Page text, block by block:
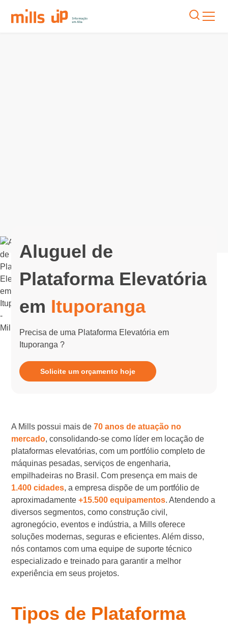
Aluguel de
Plataforma Elevatória
em Ituporanga
Precisa de uma Plataforma Elevatória em
Ituporanga ?
Solicite um orçamento hoje
A Mills possui mais de70 anos de atuação no
mercado, consolidando-se como líder em locação de
plataformas elevatórias, com um portfólio completo de
máquinas pesadas, serviços de engenharia,
empilhadeiras no Brasil. Com presença em mais de
1.400 cidades, a empresa dispõe de um portfólio de
aproximadamente+15.500 equipamentos. Atendendo a
diversos segmentos, como construção civil,
agronegócio, eventos e indústria, a Mills oferece
soluções modernas, seguras e eficientes. Além disso,
nós contamos com uma equipe de suporte técnico
especializado e treinado para garantir a melhor
experiência em seus projetos.
Tipos de Plataforma